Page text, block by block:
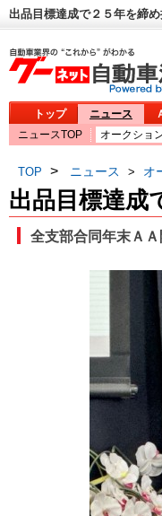
出品目標達成で２５年を締
トップ ニュース
ニュースTOP
オークショ
TOP > ニュース > オ
出品目標達成
全支部合同年末Ａ